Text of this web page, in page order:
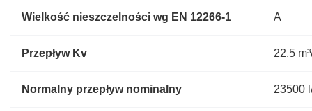
Wielkość nieszczelności wg EN 12266-1 A
Przepływ Kv 22.5
Normalny przepływ nominalny 23500